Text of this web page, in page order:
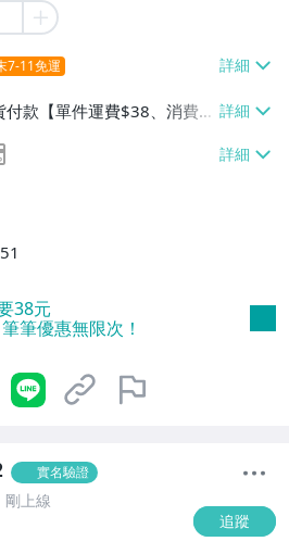
7-11免運
付款【單件運費$38、消費滿
、7-ELEVEN取貨不付款【單
費滿$500免運費】、萊爾富
運費$60、消費滿$500免運
【單件運費$130、消費滿
38元
筆優惠無限次！
實名驗證
剛上線
追蹤